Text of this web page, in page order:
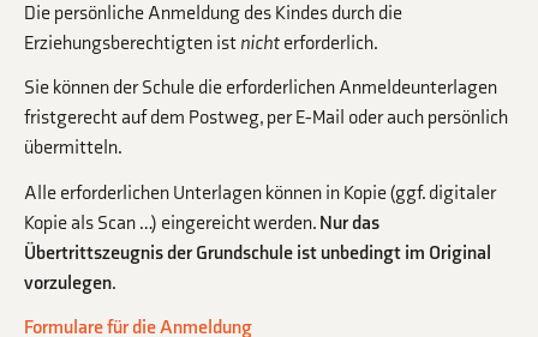
Die persönliche Anmeldung des Kindes durch die
Erziehungsberechtigten ist nicht erforderlich.
Sie können der Schule die erforderlichen Anmeldeunterlagen
fristgerecht auf dem Postweg, per E-Mail oder auch persönlich
übermitteln.
Alle erforderlichen Unterlagen können in Kopie (ggf. digitaler
Kopie als Scan …) eingereicht werden. Nur das
Übertrittszeugnis der Grundschule ist unbedingt im Original
vorzulegen.
Formulare für die Anmeldung